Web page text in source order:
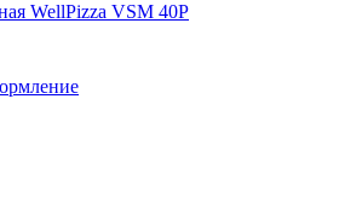
WellPizza VSM 40P